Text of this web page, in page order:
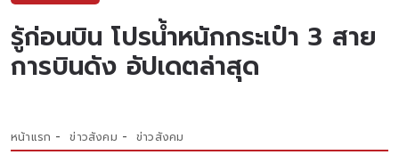
รู้ก่อนบิน โปรน้ำหนักกระเป๋า 3 สาย
การบินดัง อัปเดตล่าสุด
หน้าแรก ข่าวสังคม ข่าวสังคม